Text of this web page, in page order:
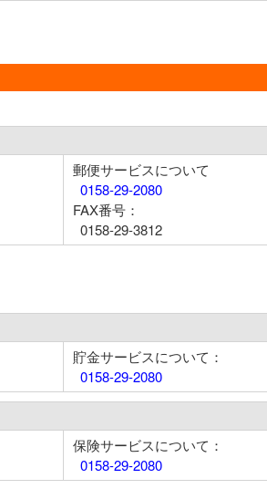
郵便サービスについて
0158-29-2080
FAX番号：
0158-29-3812
貯金サービスについて：
0158-29-2080
保険サービスについて：
0158-29-2080